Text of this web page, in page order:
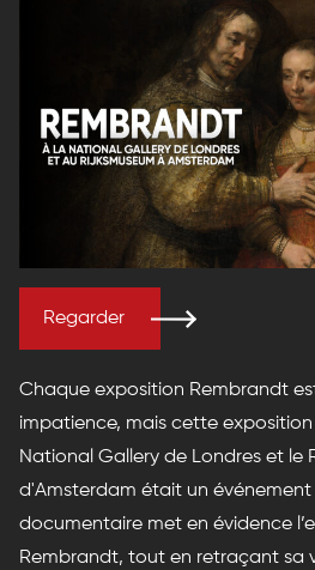
Regarder
Chaque exposition Rembrandt
impatience, mais cette
National Gallery de Londres et le
d'Amsterdam était un
documentaire met en évidence
Rembrandt, tout en retraçant sa